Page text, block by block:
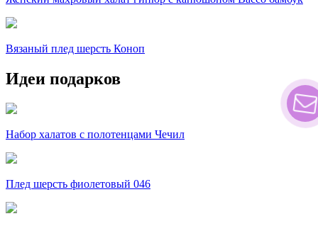
Вязаный плед шерсть Коноп
Идеи подарков
Набор халатов с полотенцами Чечил
Плед шерсть фиолетовый 046